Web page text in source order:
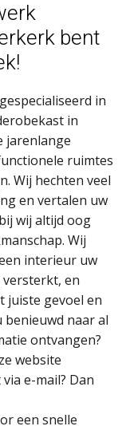
bent
in
in
jarenlange
ruimtes
Wij hechten veel
en vertalen uw
wij altijd oog
Wij
interieur uw
en
juiste gevoel en
naar al
ontvangen?
website
e-mail? Dan
een snelle